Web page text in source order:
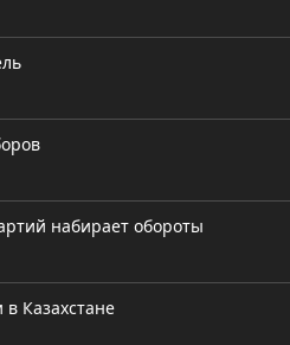
набирает обороты
в Казахстане